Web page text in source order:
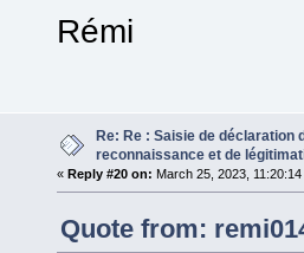
Rémi
Re: Re : Saisie de déclaration
reconnaissance et de
«Reply #20 on: March 25, 2023, 11:20:14
Quote from: